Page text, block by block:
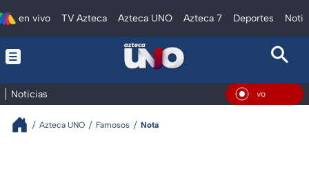
en vivo TV Azteca Azteca UNO Azteca 7 Deportes
Noticias En
Azteca UNO Famosos Nota